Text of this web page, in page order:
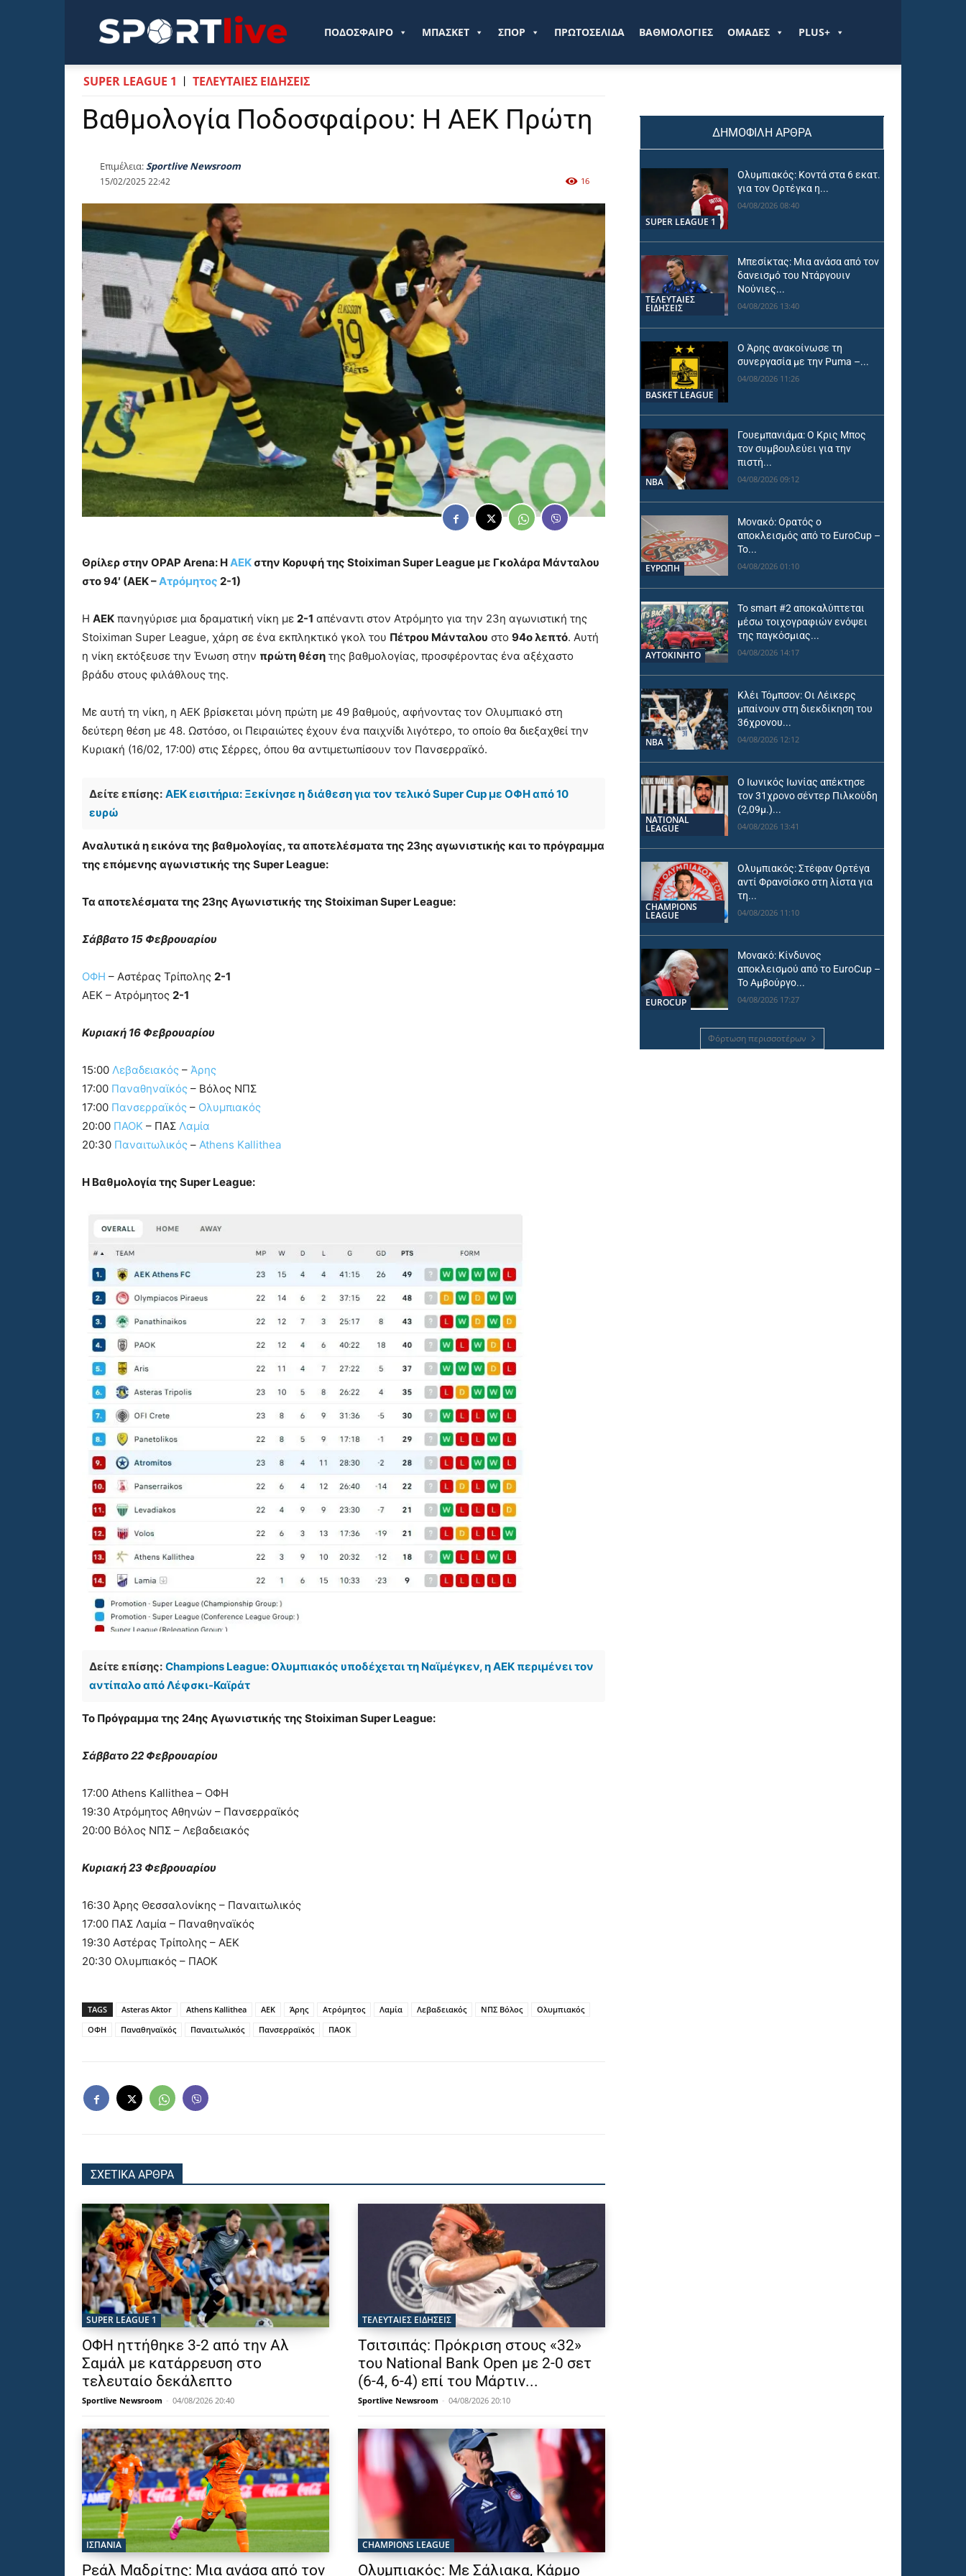
Sportlive.grΠΟΔΟΣΦΑΙΡΟ ΜΠΑΣΚΕΤ ΣΠΟΡ ΠΡΩΤΟΣΕΛΙΔΑ ΒΑΘΜΟΛΟΓΙΕΣ ΟΜΑΔΕΣ PLUS+
SUPER LEAGUE 1 ΤΕΛΕΥΤΑΙΕΣ ΕΙΔΗΣΕΙΣ
Βαθμολογία Ποδοσφαίρου: Η ΑΕΚ Πρώτη
Επιμέλεια:Sportlive Newsroom
15/02/2025 22:42 16
Θρίλερ στην OPAP Arena: ΗΑΕΚ στην Κορυφή της Stoiximan Super League με Γκολάρα Μάνταλου
στο 94′ (ΑΕΚ –Ατρόμητος 2-1)
Η ΑΕΚ πανηγύρισε μια δραματική νίκη με 2-1 απέναντι στον Ατρόμητο για την 23η αγωνιστική της
Stoiximan Super League, χάρη σε ένα εκπληκτικό γκολ του Πέτρου Μάνταλου στο 94ο λεπτό. Αυτή
η νίκη εκτόξευσε την Ένωση στην πρώτη θέση της βαθμολογίας, προσφέροντας ένα αξέχαστο
βράδυ στους φιλάθλους της.
Με αυτή τη νίκη, η ΑΕΚ βρίσκεται μόνη πρώτη με 49 βαθμούς, αφήνοντας τον Ολυμπιακό στη
δεύτερη θέση με 48. Ωστόσο, οι Πειραιώτες έχουν ένα παιχνίδι λιγότερο, το οποίο θα διεξαχθεί την
Κυριακή (16/02, 17:00) στις Σέρρες, όπου θα αντιμετωπίσουν τον Πανσερραϊκό.
Δείτε επίσης: ΑΕΚ εισιτήρια: Ξεκίνησε η διάθεση για τον τελικό Super Cup με ΟΦΗ από 10
ευρώ
Αναλυτικά η εικόνα της βαθμολογίας, τα αποτελέσματα της 23ης αγωνιστικής και το πρόγραμμα
της επόμενης αγωνιστικής της Super League:
Τα αποτελέσματα της 23ης Αγωνιστικής της Stoiximan Super League:
Σάββατο 15 Φεβρουαρίου
ΟΦΗ – Αστέρας Τρίπολης 2-1
ΑΕΚ – Ατρόμητος 2-1
Κυριακή 16 Φεβρουαρίου
15:00 Λεβαδειακός – Άρης
17:00 Παναθηναϊκός – Βόλος ΝΠΣ
17:00 Πανσερραϊκός – Ολυμπιακός
20:00 ΠΑΟΚ – ΠΑΣ Λαμία
20:30 Παναιτωλικός – Athens Kallithea
Η Βαθμολογία της Super League:
Δείτε επίσης: Champions League: Ολυμπιακός υποδέχεται τη Ναϊμέγκεν, η ΑΕΚ περιμένει τον
αντίπαλο από Λέφσκι-Καϊράτ
Το Πρόγραμμα της 24ης Αγωνιστικής της Stoiximan Super League:
Σάββατο 22 Φεβρουαρίου
17:00 Athens Kallithea – ΟΦΗ
19:30 Ατρόμητος Αθηνών – Πανσερραϊκός
20:00 Βόλος ΝΠΣ – Λεβαδειακός
Κυριακή 23 Φεβρουαρίου
16:30 Άρης Θεσσαλονίκης – Παναιτωλικός
17:00 ΠΑΣ Λαμία – Παναθηναϊκός
19:30 Αστέρας Τρίπολης – ΑΕΚ
20:30 Ολυμπιακός – ΠΑΟΚ
TAGS Asteras Aktor Athens Kallithea ΑΕΚ Άρης Ατρόμητος Λαμία Λεβαδειακός ΝΠΣ Bόλος
Ολυμπιακός
ΟΦΗ
Παναθηναϊκός Παναιτωλικός Πανσερραϊκός ΠΑΟΚ
ΣΧΕΤΙΚΑ ΑΡΘΡΑ
SUPER LEAGUE 1
ΟΦΗ ηττήθηκε 3-2 από την Αλ
Σαμάλ με κατάρρευση στο
τελευταίο δεκάλεπτο
Sportlive Newsroom - 04/08/2026 20:40
ΤΕΛΕΥΤΑΙΕΣ ΕΙΔΗΣΕΙΣ
Τσιτσιπάς: Πρόκριση στους «32»
του National Bank Open με 2-0 σετ
(6-4, 6-4) επί του Μάρτιν...
Sportlive Newsroom - 04/08/2026 20:10
ΙΣΠΑΝΙΑ
Ρεάλ Μαδρίτης: Μια ανάσα από τον
CHAMPIONS LEAGUE
Ολυμπιακός: Με Σάλιακα, Κάρμο
ΔΗΜΟΦΙΛΗ ΑΡΘΡΑ
SUPER LEAGUE 1
Ολυμπιακός: Κοντά στα 6 εκατ.
για τον Ορτέγκα η...
04/08/2026 08:40
ΤΕΛΕΥΤΑΙΕΣ
ΕΙΔΗΣΕΙΣ
Μπεσίκτας: Μια ανάσα από τον
δανεισμό του Ντάργουιν
Νούνιες...
04/08/2026 13:40
BASKET LEAGUE
Ο Άρης ανακοίνωσε τη
συνεργασία με την Puma –...
04/08/2026 11:26
NBA
Γουεμπανιάμα: Ο Κρις Μπος
τον συμβουλεύει για την
πιστή...
04/08/2026 09:12
ΕΥΡΩΠΗ
Μονακό: Ορατός ο
αποκλεισμός από το EuroCup –
Το...
04/08/2026 01:10
ΑΥΤΟΚΙΝΗΤΟ
Το smart #2 αποκαλύπτεται
μέσω τοιχογραφιών ενόψει
της παγκόσμιας...
04/08/2026 14:17
NBA
Κλέι Τόμπσον: Οι Λέικερς
μπαίνουν στη διεκδίκηση του
36χρονου...
04/08/2026 12:12
NATIONAL
LEAGUE
Ο Ιωνικός Ιωνίας απέκτησε
τον 31χρονο σέντερ Πιλκούδη
(2,09μ.)...
04/08/2026 13:41
CHAMPIONS
LEAGUE
Ολυμπιακός: Στέφαν Ορτέγα
αντί Φρανσίσκο στη λίστα για
τη...
04/08/2026 11:10
EUROCUP
Μονακό: Κίνδυνος
αποκλεισμού από το EuroCup –
Το Αμβούργο...
04/08/2026 17:27
Φόρτωση περισσοτέρων